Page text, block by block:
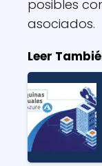
posibles
asociados.
Leer